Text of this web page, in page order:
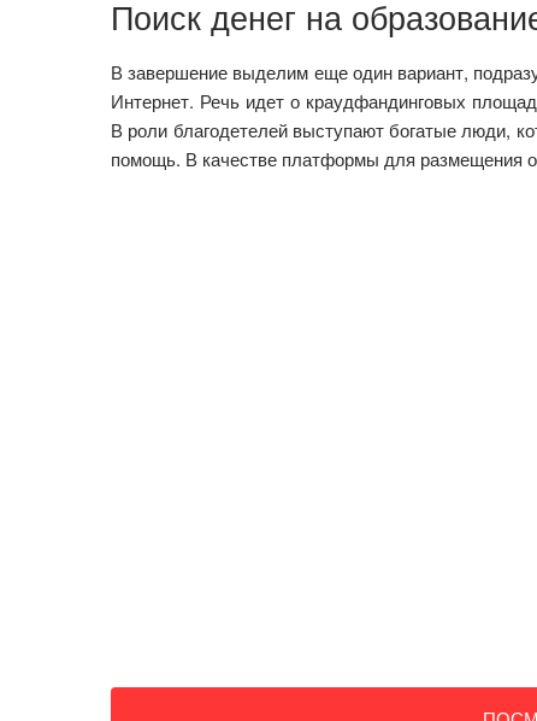
Поиск денег на
В завершение выделим еще один вариант,
Интернет. Речь идет о краудфандинговых
В роли благодетелей выступают богатые люди,
помощь. В качестве платформы для размещения